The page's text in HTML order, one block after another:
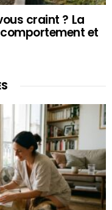
craint ? La
et